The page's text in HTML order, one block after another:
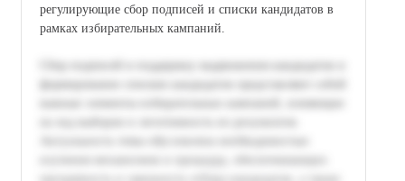
регулирующие сбор подписей и списки кандидатов в
рамках избирательных кампаний.